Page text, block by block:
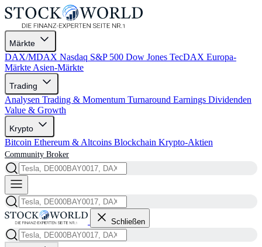
Märkte
DAX/MDAX Nasdaq S&P 500 Dow Jones TecDAX Europa-
Märkte Asien-Märkte
Trading
Analysen Trading & Momentum Turnaround Earnings Dividenden
Value & Growth
Krypto
Bitcoin Ethereum & Altcoins Blockchain Krypto-Aktien
Community Broker
Schließen